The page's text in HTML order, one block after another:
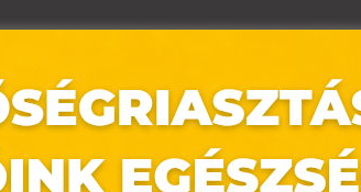
üzleteinkben – akár szemüveges vagy, akár